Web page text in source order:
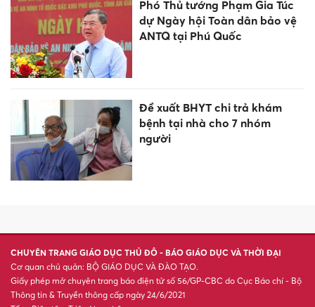
cà phê hằng ngày đột ngột
ngừng?
Miền Bắc mưa suốt tuần tới